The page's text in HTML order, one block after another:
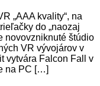
„AAA kvality“, na
do „naozaj
novovzniknuté štúdio
VR vývojárov v
vytvára Falcon Fall v
na PC […]